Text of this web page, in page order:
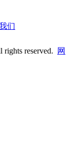
们
reserved.
网